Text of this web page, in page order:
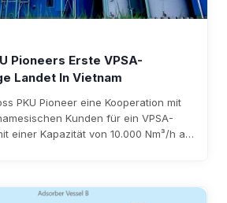
Pioneers Erste VPSA-
Landet In Vietnam
PKU Pioneer eine Kooperation mit
Kunden für ein VPSA-
einer Kapazität von 10.000 Nm³/h ab.
unter 0,3 kWh/Nm³ und jährliche